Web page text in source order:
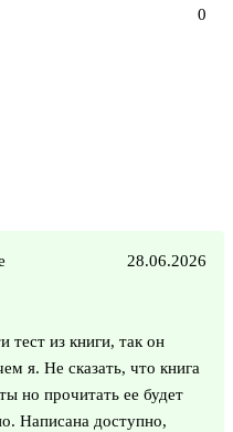
0
28.06.2026
тест из книги, так он
я. Не сказать, что книга
но прочитать ее будет
Написана доступно,